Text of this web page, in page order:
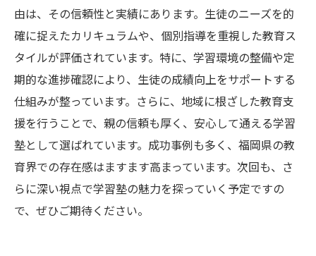
由は、その信頼性と実績にあります。生徒のニーズを的
確に捉えたカリキュラムや、個別指導を重視した教育ス
タイルが評価されています。特に、学習環境の整備や定
期的な進捗確認により、生徒の成績向上をサポートする
仕組みが整っています。さらに、地域に根ざした教育支
援を行うことで、親の信頼も厚く、安心して通える学習
塾として選ばれています。成功事例も多く、福岡県の教
育界での存在感はますます高まっています。次回も、さ
らに深い視点で学習塾の魅力を探っていく予定ですの
で、ぜひご期待ください。